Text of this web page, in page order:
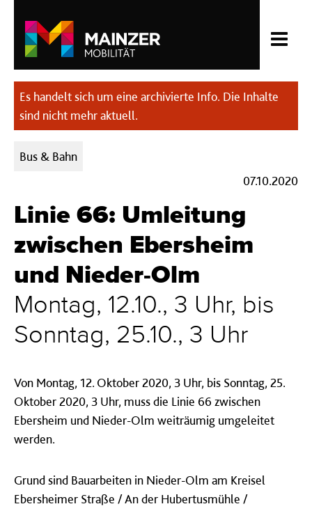
Es handelt sich um eine archivierte Info. Die Inhalte
sind nicht mehr aktuell.
Kategorien:
Bus & Bahn
07.10.2020
Linie 66: Umleitung
zwischen Ebersheim
und Nieder-Olm
Montag, 12.10., 3 Uhr, bis
Sonntag, 25.10., 3 Uhr
Von Montag, 12. Oktober 2020, 3 Uhr, bis Sonntag, 25.
Oktober 2020, 3 Uhr, muss die Linie 66 zwischen
Ebersheim und Nieder-Olm weiträumig umgeleitet
werden.
Grund sind Bauarbeiten in Nieder-Olm am Kreisel
Ebersheimer Straße / An der Hubertusmühle /